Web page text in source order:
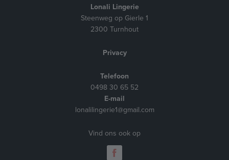
Lonali Lingerie
Steenweg op Gierle 1
2300 Turnhout
Privacy
Telefoon
0498 30 65 52
E-mail
lonalilingerie1@gmail.com
Vind ons ook op